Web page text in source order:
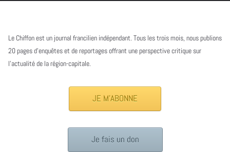
Le Chiffon est un journal francilien indépendant. Tous les trois mois, nous publions
20 pages d’enquêtes et de reportages offrant une perspective critique sur
l’actualité de la région-capitale.
JE M'ABONNE
Je fais un don